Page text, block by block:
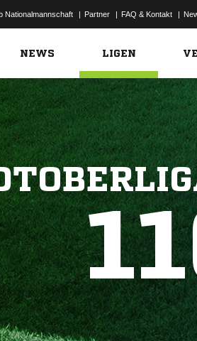
Nationalmannschaft | Partner | FAQ & Kontakt |
NEWS LIGEN